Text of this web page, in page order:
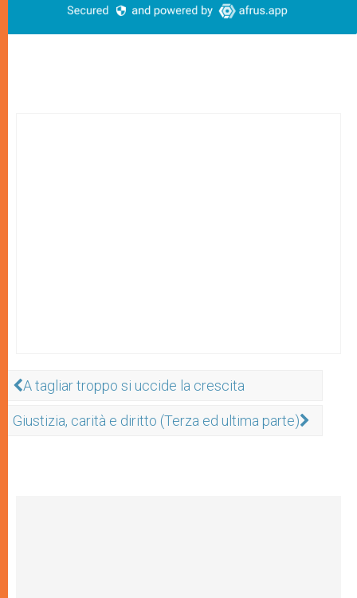
A tagliar troppo si uccide la crescita
Giustizia, carità e diritto (Terza ed ultima parte)